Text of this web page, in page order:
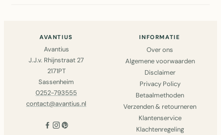
AVANTIUS
Avantius
J.J.v. Rhijnstraat 27
2171PT
Sassenheim
0252-793555
contact@avantius.nl
INFORMATIE
Over ons
Algemene voorwaarden
Disclaimer
Privacy Policy
Betaalmethoden
Verzenden & retourneren
Klantenservice
Klachtenregeling